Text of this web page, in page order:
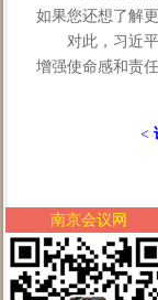
如果您还想了解
对此，习近
增强使命感和责
<
南京会议网